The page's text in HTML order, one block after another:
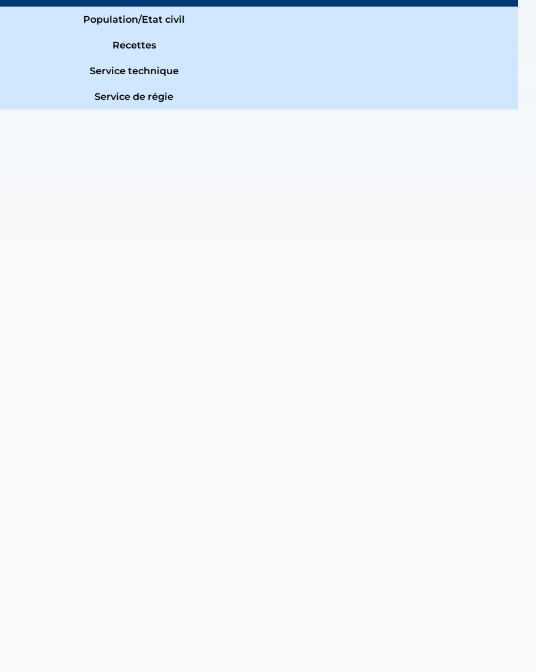
Population/Etat civil
Recettes
Service technique
Service de régie